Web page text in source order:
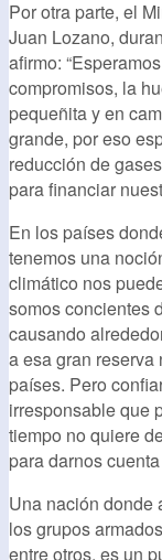
Por otra parte, el
Juan Lozano,
afirmo:
compromisos, la
pequeñita y en
grande, por eso
reducción de
para financiar
En los países
tenemos una
climático nos
somos concientes
causando
a esa gran reserva
países. Pero
irresponsable que
tiempo no quiere
para darnos
Una nación donde
los grupos
entre otros, es un